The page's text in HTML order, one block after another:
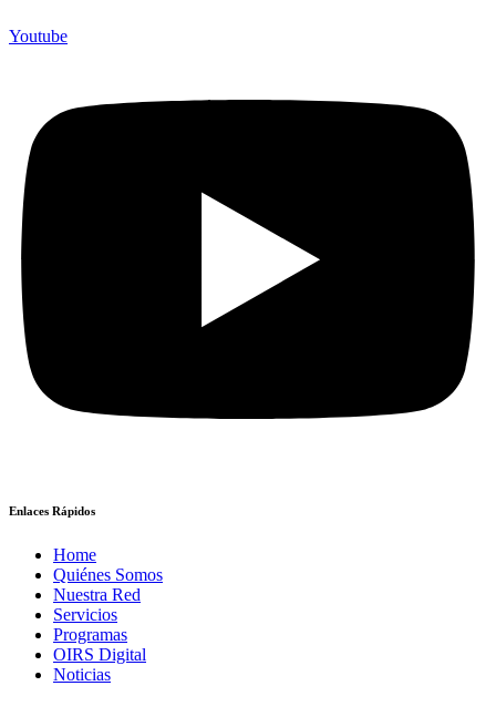
Youtube
Enlaces Rápidos
Home
Quiénes Somos
Nuestra Red
Servicios
Programas
OIRS Digital
Noticias